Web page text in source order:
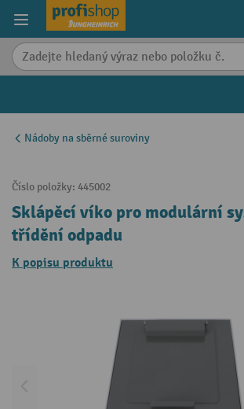
content
Nádoby na sběrné suroviny
Číslo položky: 445002
Sklápěcí víko pro modulární
třídění odpadu
K popisu produktu